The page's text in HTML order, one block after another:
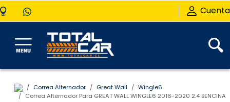
Cuenta
Correa Alternador Great Wall
Wingle6
Correa Alternador Para GREAT WALL WINGLE6 2016-2020 2.4 BENCINA